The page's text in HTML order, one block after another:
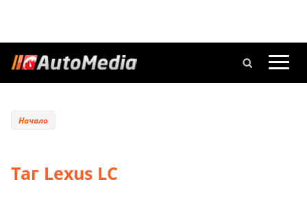
Начало
Таг Lexus LC